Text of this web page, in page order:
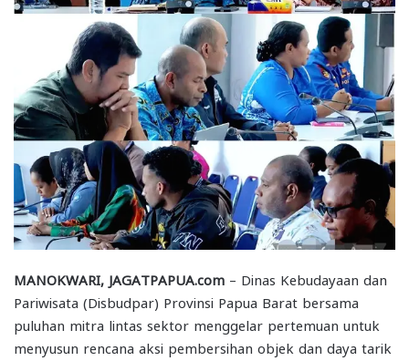
MANOKWARI, JAGATPAPUA.com – Dinas Kebudayaan dan
Pariwisata (Disbudpar) Provinsi Papua Barat bersama
puluhan mitra lintas sektor menggelar pertemuan untuk
menyusun rencana aksi pembersihan objek dan daya tarik